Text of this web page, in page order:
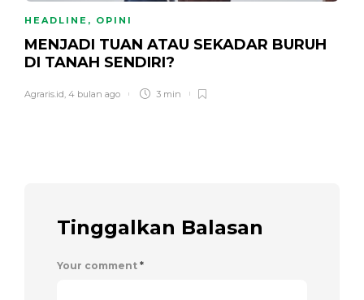
HEADLINE , OPINI
MENJADI TUAN ATAU SEKADAR BURUH
DI TANAH SENDIRI?
Agraris.id, 4 bulan ago 3 min
Tinggalkan Balasan
Your comment *